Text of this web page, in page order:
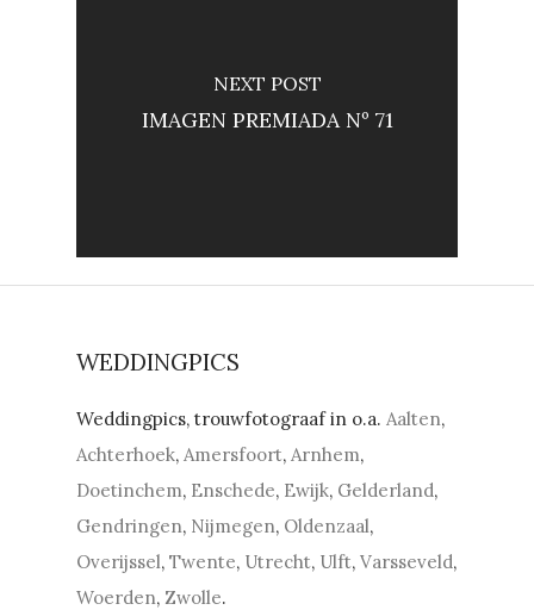
NEXT POST
IMAGEN PREMIADA Nº 71
WEDDINGPICS
Weddingpics, trouwfotograaf in o.a. Aalten,
Achterhoek, Amersfoort, Arnhem,
Doetinchem, Enschede, Ewijk, Gelderland,
Gendringen, Nijmegen, Oldenzaal,
Overijssel,Twente, Utrecht, Ulft,Varsseveld,
Woerden, Zwolle.